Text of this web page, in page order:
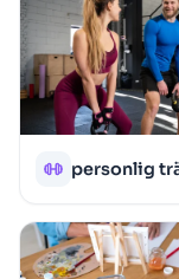
personlig